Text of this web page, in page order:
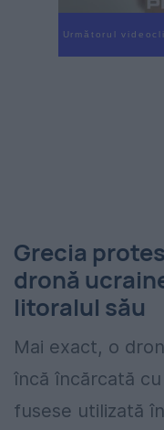
Următorul
Grecia
dronă
litoralul său
Mai exact, o
încă încărcată
fusese utilizată